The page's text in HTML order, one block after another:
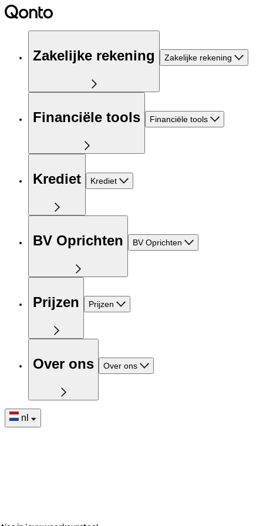
Zakelijke rekening Zakelijke rekening
Financiële tools Financiële tools
Krediet Krediet
BV Oprichten BV Oprichten
Prijzen Prijzen
Over ons Over ons
nl